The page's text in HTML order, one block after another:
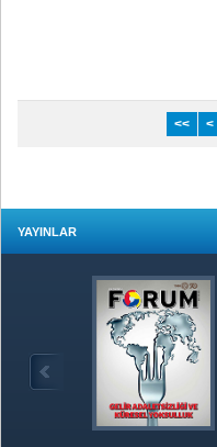
<< <
YAYINLAR